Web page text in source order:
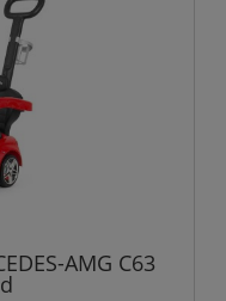
AMG C63